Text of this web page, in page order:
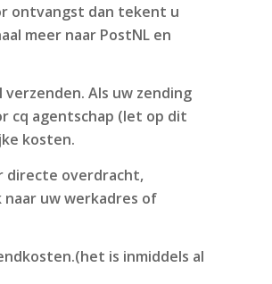
ontvangst dan tekent u
meer naar PostNL en
Als uw zending
cq agentschap (let op dit
kosten.
directe overdracht,
uw werkadres of
is inmiddels al